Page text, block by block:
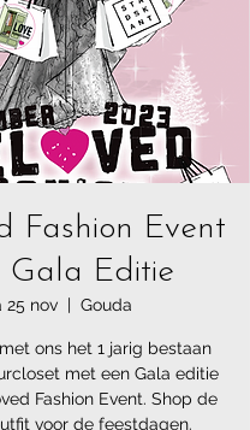
Fashion Event
Gala Editie
25 nov
  |
Gouda
ons het 1 jarig bestaan
met een Gala editie
Fashion Event. Shop de
voor de feestdagen.